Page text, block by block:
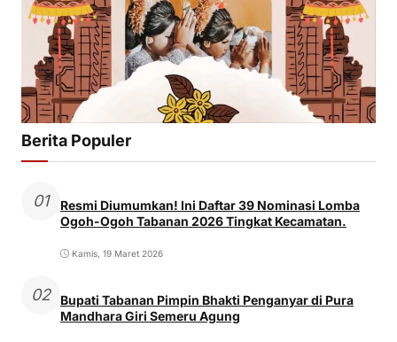
Berita Populer
01
Resmi Diumumkan! Ini Daftar 39 Nominasi Lomba
Ogoh-Ogoh Tabanan 2026 Tingkat Kecamatan.
Kamis, 19 Maret 2026
02
Bupati Tabanan Pimpin Bhakti Penganyar di Pura
Mandhara Giri Semeru Agung